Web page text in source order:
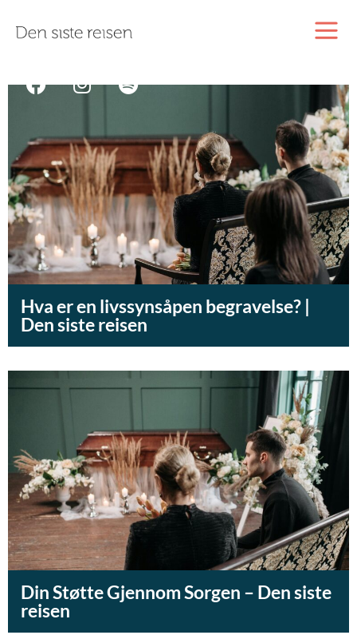
Hva er en livssynsåpen begravelse? |
Den siste reisen
Din Støtte Gjennom Sorgen – Den siste
reisen